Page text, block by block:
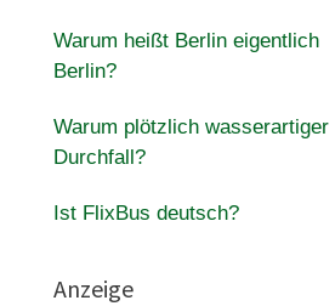
Warum heißt Berlin eigentlich
Berlin?
Warum plötzlich wasserartiger
Durchfall?
Ist FlixBus deutsch?
Anzeige